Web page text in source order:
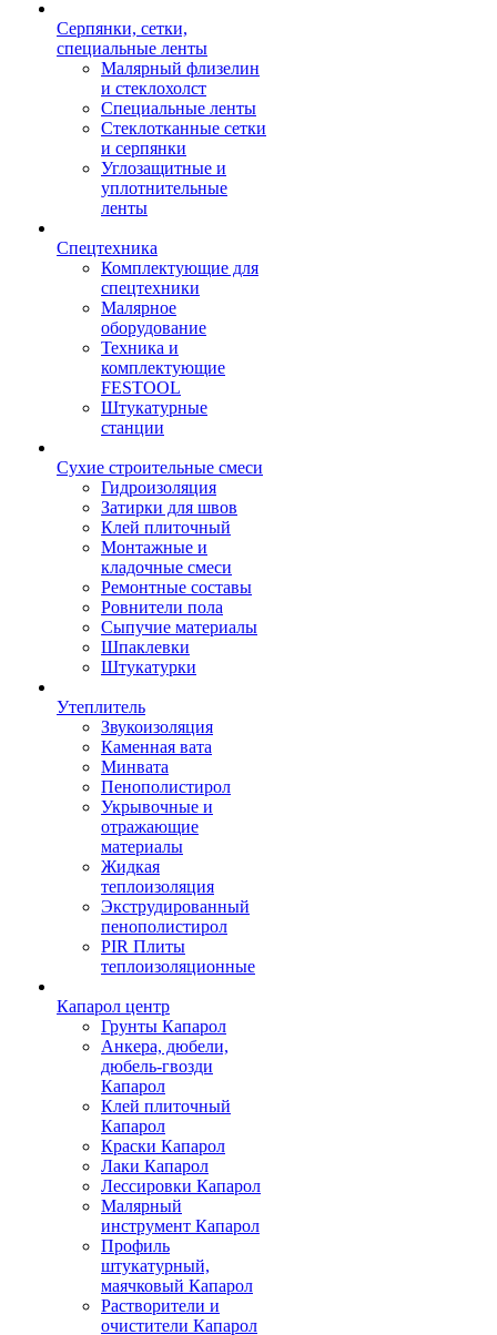
Серпянки, сетки,
специальные ленты
Малярный флизелин
и стеклохолст
Специальные ленты
Стеклотканные сетки
и серпянки
Углозащитные и
уплотнительные
ленты
Спецтехника
Комплектующие для
спецтехники
Малярное
оборудование
Техника и
комплектующие
FESTOOL
Штукатурные
станции
Сухие строительные смеси
Гидроизоляция
Затирки для швов
Клей плиточный
Монтажные и
кладочные смеси
Ремонтные составы
Ровнители пола
Сыпучие материалы
Шпаклевки
Штукатурки
Утеплитель
Звукоизоляция
Каменная вата
Минвата
Пенополистирол
Укрывочные и
отражающие
материалы
Жидкая
теплоизоляция
Экструдированный
пенополистирол
PIR Плиты
теплоизоляционные
Капарол центр
Грунты Капарол
Анкера, дюбели,
дюбель-гвозди
Капарол
Клей плиточный
Капарол
Краски Капарол
Лаки Капарол
Лессировки Капарол
Малярный
инструмент Капарол
Профиль
штукатурный,
маячковый Капарол
Растворители и
очистители Капарол